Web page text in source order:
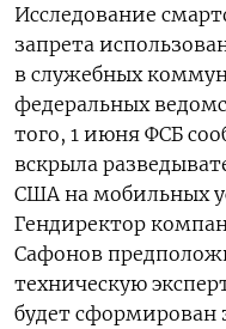
Исследование
запрета
в служебных
федеральных
того, 1 июня ФСБ
вскрыла
США на мобильных
Гендиректор
Сафонов
техническую
будет сформирован